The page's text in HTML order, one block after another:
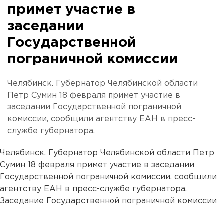
примет участие в
заседании
Государственной
пограничной комиссии
Челябинск. Губернатор Челябинской области
Петр Сумин 18 февраля примет участие в
заседании Государственной пограничной
комиссии, сообщили агентству ЕАН в пресс-
службе губернатора.
Челябинск. Губернатор Челябинской области Петр
Сумин 18 февраля примет участие в заседании
Государственной пограничной комиссии, сообщили
агентству ЕАН в пресс-службе губернатора.
Заседание Государственной пограничной комиссии